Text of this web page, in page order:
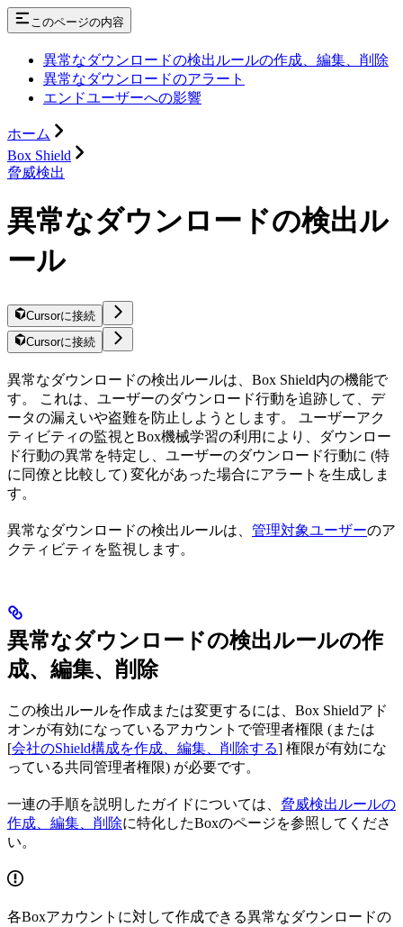
このページの内容
異常なダウンロードの検出ルールの作成、編集、削除
異常なダウンロードのアラート
エンドユーザーへの影響
ホーム
Box Shield
脅威検出
異常なダウンロードの検出ル
ール
Cursorに接続
Cursorに接続
異常なダウンロードの検出ルールは、Box Shield内の機能で
す。 これは、ユーザーのダウンロード行動を追跡して、デ
ータの漏えいや盗難を防止しようとします。 ユーザーアク
ティビティの監視とBox機械学習の利用により、ダウンロー
ド行動の異常を特定し、ユーザーのダウンロード行動に (特
に同僚と比較して) 変化があった場合にアラートを生成しま
す。
異常なダウンロードの検出ルールは、 管理対象ユーザーのア
クティビティを監視します。
異常なダウンロードの検出ルールの作
成、編集、削除
この検出ルールを作成または変更するには、Box Shieldアド
オンが有効になっているアカウントで管理者権限 (または
[会社のShield構成を作成、編集、削除する] 権限が有効にな
っている共同管理者権限) が必要です。
一連の手順を説明したガイドについては、 脅威検出ルールの
作成、編集、削除に特化したBoxのページを参照してくださ
い。
各Boxアカウントに対して作成できる異常なダウンロードの